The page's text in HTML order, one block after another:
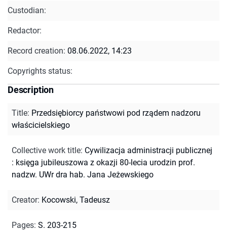
Custodian:
Redactor:
Record creation: 08.06.2022, 14:23
Copyrights status:
Description
Title: Przedsiębiorcy państwowi pod rządem nadzoru
właścicielskiego
Collective work title: Cywilizacja administracji publicznej
: księga jubileuszowa z okazji 80-lecia urodzin prof.
nadzw. UWr dra hab. Jana Jeżewskiego
Creator: Kocowski, Tadeusz
Pages: S. 203-215